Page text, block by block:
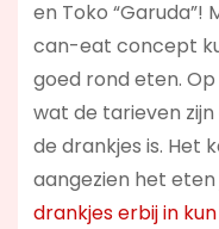
en Toko
can-eat concept
goed rond eten.
wat de tarieven
de drankjes is. Het
aangezien het
drankjes erbij in